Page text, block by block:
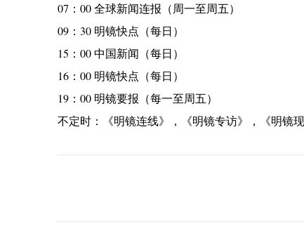
07：00 全球新闻连报（周一至周五）
09：30 明镜快点（每日）
15：00 中国新闻（每日）
16：00 明镜快点（每日）
19：00 明镜要报（每一至周五）
不定时：《明镜连线》，《明镜专访》，《明镜